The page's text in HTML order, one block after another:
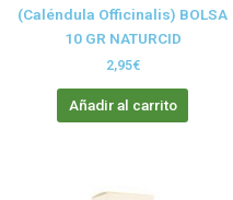
(Caléndula Officinalis) BOLSA
10 GR NATURCID
2,95€
Añadir al carrito